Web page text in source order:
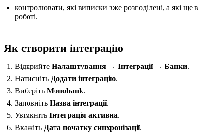
контролювати, які виписки вже розподілені, а які ще в
роботі.
Як створити інтеграцію
Відкрийте Налаштування → Інтеграції → Банки.
Натисніть Додати інтеграцію.
Виберіть Monobank.
Заповніть Назва інтеграції.
Увімкніть Інтеграція активна.
Вкажіть Дата початку синхронізації.